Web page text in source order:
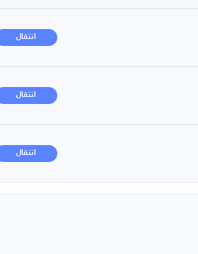
انتقال
انتقال
انتقال